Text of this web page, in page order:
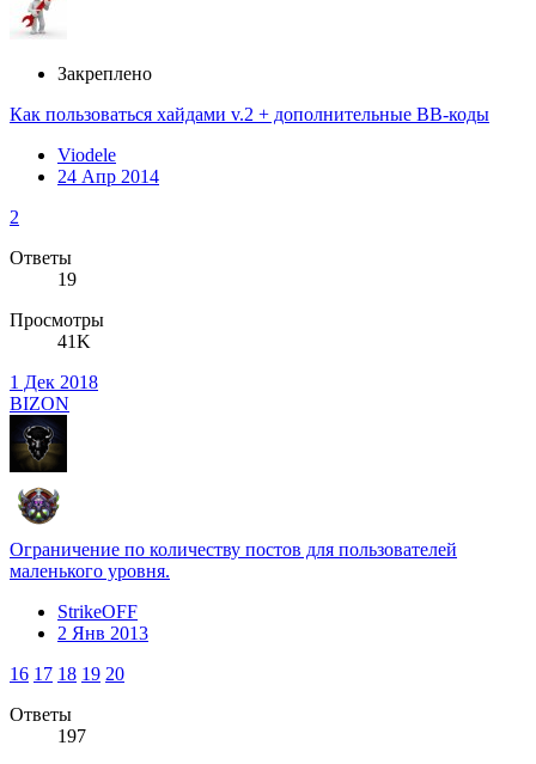
Закреплено
Как пользоваться хайдами v.2 + дополнительные BB-коды
Viodele
24 Апр 2014
2
Ответы
19
Просмотры
41K
1 Дек 2018
BIZON
Ограничение по количеству постов для пользователей
маленького уровня.
StrikeOFF
2 Янв 2013
16 17 18 19 20
Ответы
197